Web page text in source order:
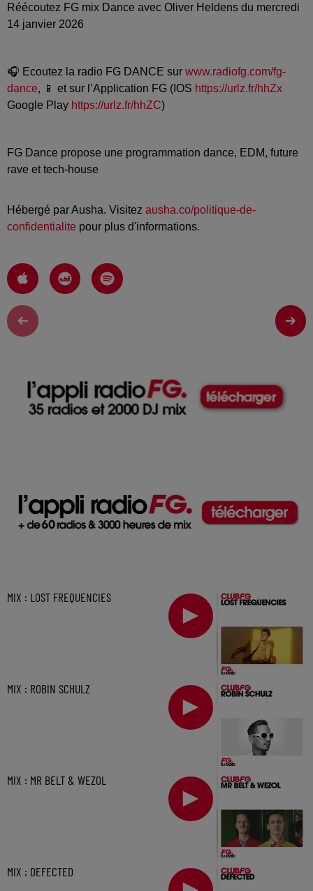
Réécoutez FG mix Dance avec Oliver Heldens du mercredi
14 janvier 2026
🎧 Ecoutez la radio FG DANCE sur www.radiofg.com/fg-
dance, 📱 et sur l’Application FG (IOS https://urlz.fr/hhZx
Google Play https://urlz.fr/hhZC)
FG Dance propose une programmation dance, EDM, future
rave et tech-house
Hébergé par Ausha. Visitez ausha.co/politique-de-
confidentialite pour plus d'informations.
MIX : LOST FREQUENCIES
MIX : ROBIN SCHULZ
MIX : MR BELT & WEZOL
MIX : DEFECTED